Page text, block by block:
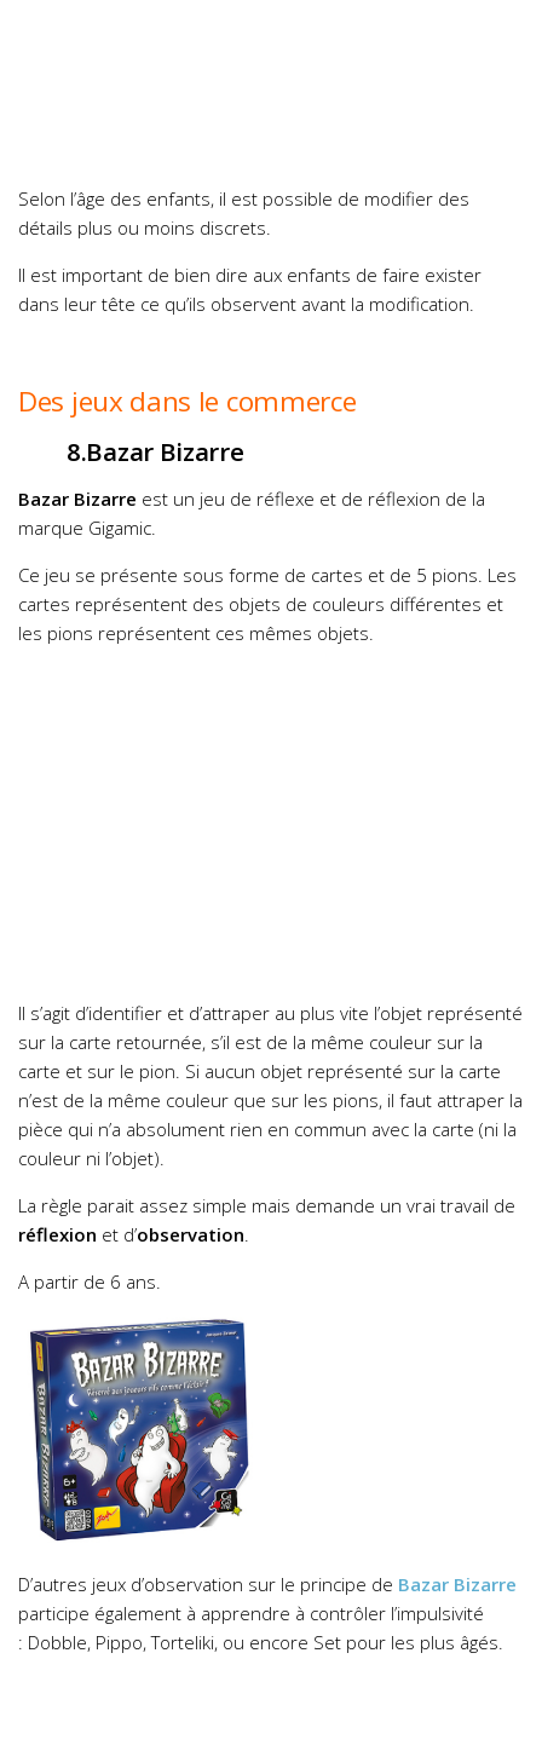
Selon l’âge des enfants, il est possible de modifier des
détails plus ou moins discrets.
Il est important de bien dire aux enfants de faire exister
dans leur tête ce qu’ils observent avant la modification.
Des jeux dans le commerce
8.Bazar Bizarre
Bazar Bizarre est un jeu de réflexe et de réflexion de la
marque Gigamic.
Ce jeu se présente sous forme de cartes et de 5 pions. Les
cartes représentent des objets de couleurs différentes et
les pions représentent ces mêmes objets.
Il s’agit d’identifier et d’attraper au plus vite l’objet représenté
sur la carte retournée, s’il est de la même couleur sur la
carte et sur le pion. Si aucun objet représenté sur la carte
n’est de la même couleur que sur les pions, il faut attraper la
pièce qui n’a absolument rien en commun avec la carte (ni la
couleur ni l’objet).
La règle parait assez simple mais demande un vrai travail de
réflexion et d’observation.
A partir de 6 ans.
D’autres jeux d’observation sur le principe de Bazar Bizarre
participe également à apprendre à contrôler l’impulsivité
: Dobble, Pippo, Torteliki, ou encore Set pour les plus âgés.